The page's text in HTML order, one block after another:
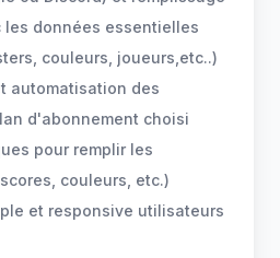
données essentielles
couleurs, joueurs,etc..)
automatisation des
d'abonnement choisi
pour remplir les
couleurs, etc.)
et responsive utilisateurs